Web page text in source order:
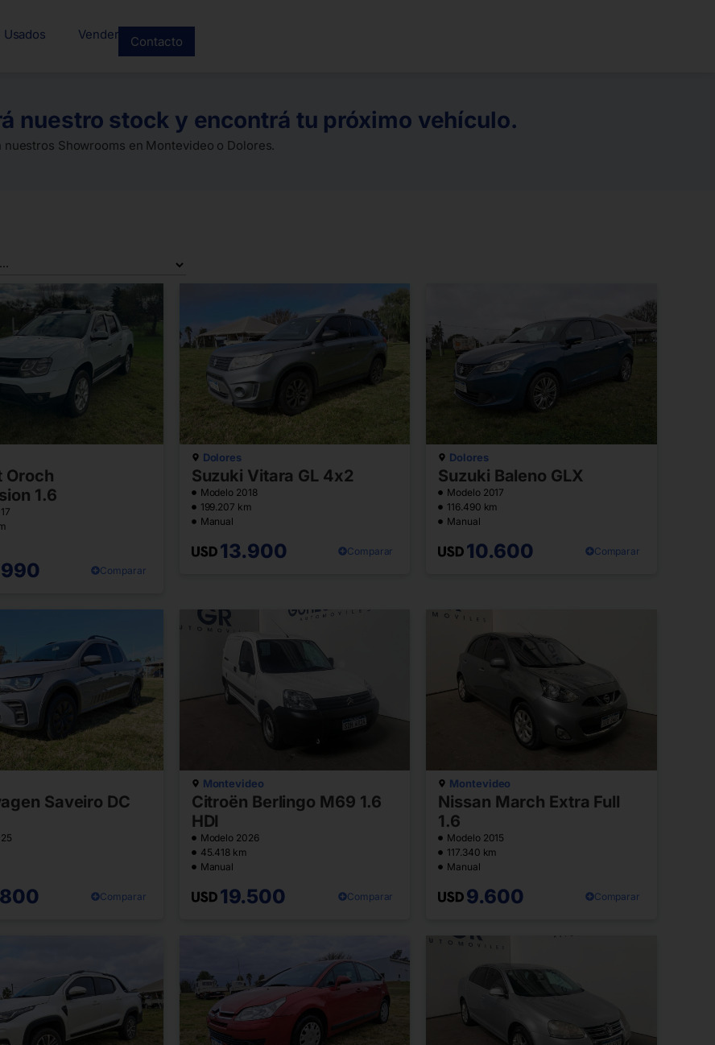
Usados Vender Contacto
nuestro stock y encontrá tu próximo vehículo.
nuestros Showrooms en Montevideo o Dolores.
Oroch
1.6
Comparar
Dolores
Suzuki Vitara GL 4x2
Modelo 2018
199.207 km
Manual
13.900 Comparar
Dolores
Suzuki Baleno GLX
Modelo 2017
116.490 km
Manual
10.600 Comparar
Saveiro DC
Comparar
Montevideo
Citroën Berlingo M69 1.6
HDI
Modelo 2026
45.418 km
Manual
19.500 Comparar
Montevideo
Nissan March Extra Full
1.6
Modelo 2015
117.340 km
Manual
9.600 Comparar